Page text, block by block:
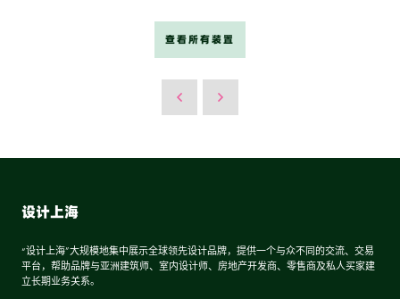
查看所有装置
设计上海
“设计上海”大规模地集中展示全球领先设计品牌，提供一个与众不同的交流、交易
平台，帮助品牌与亚洲建筑师、室内设计师、房地产开发商、零售商及私人买家建
立长期业务关系。